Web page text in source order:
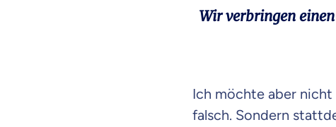
Wir verbringen
Ich möchte aber nicht
falsch. Sondern
Mit dem Abschicken meiner
Kontaktaufnahme durch